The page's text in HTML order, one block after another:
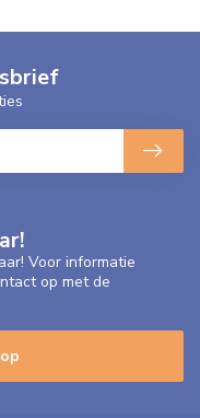
Voor informatie
op met de